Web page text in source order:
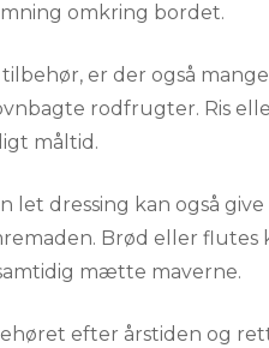
omkring bordet.
er der også
rodfrugter. Ris
måltid.
let dressing kan også
Brød eller
mætte maverne.
efter årstiden og